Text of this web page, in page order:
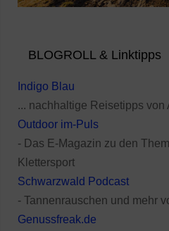
BLOGROLL & Linktipps
Indigo Blau
... nachhaltige Reisetipps von
Outdoor im-Puls
- Das E-Magazin zu den
Klettersport
Schwarzwald Podcast
- Tannenrauschen und mehr
Genussfreak.de